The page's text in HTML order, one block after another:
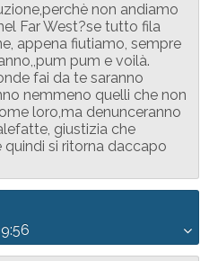
non andiamo
Far West?se tutto fila
appena fiutiamo, sempre
pum e voilà.
fai da te saranno
nemmeno quelli che non
loro,ma denunceranno
giustizia che
si ritorna daccapo